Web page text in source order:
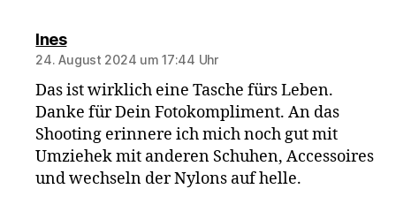
Inessagt:
24. August 2024 um 17:44 Uhr
Das ist wirklich eine Tasche fürs Leben.
Danke für Dein Fotokompliment. An das
Shooting erinnere ich mich noch gut mit
Umziehek mit anderen Schuhen, Accessoires
und wechseln der Nylons auf helle.